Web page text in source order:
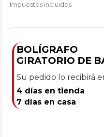
Impuestos incluidos
GIRATORIO DE
Su pedido lo recibirá
4 días en tienda
7 días en casa